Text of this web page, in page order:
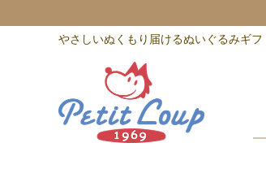
やさしいぬくもり届けるぬいぐるみギフ